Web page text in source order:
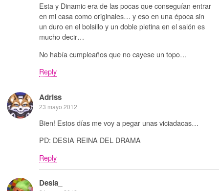
Esta y Dinamic era de las pocas que conseguían entrar
en mi casa como originales… y eso en una época sin
un duro en el bolsillo y un doble pletina en el salón es
mucho decir…
No había cumpleaños que no cayese un topo…
Reply
Adriss
23 mayo 2012
Bien! Estos días me voy a pegar unas viciadacas…
PD: DESIA REINA DEL DRAMA
Reply
Desia_